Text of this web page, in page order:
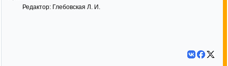
Редактор: Глебовская Л. И.